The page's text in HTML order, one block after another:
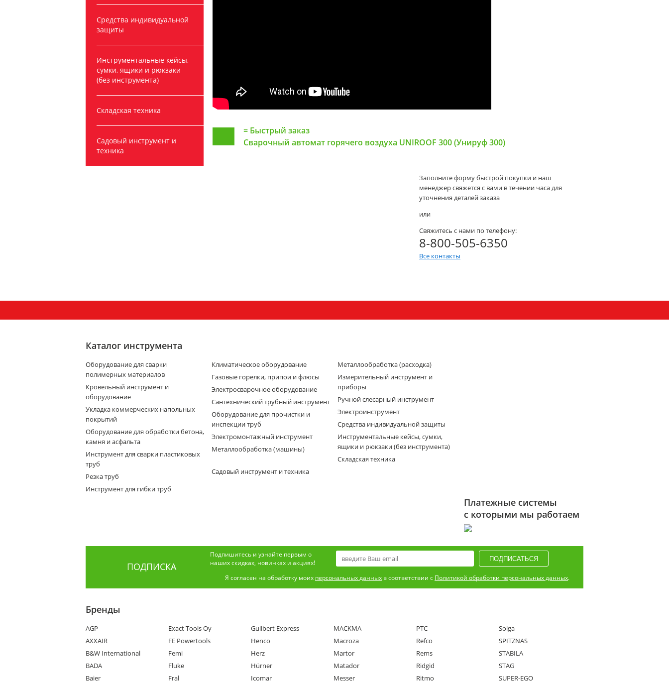
Средства индивидуальной
защиты
Инструментальные кейсы,
сумки, ящики и рюкзаки
(без инструмента)
Складская техника
Садовый инструмент и
техника
= Быстрый заказ
Сварочный автомат горячего воздуха UNIROOF 300 (Унируф 300)
Заполните форму быстрой покупки и наш
менеджер свяжется с вами в течении часа для
уточнения деталей заказа
или
Свяжитесь с нами по телефону:
8-800-505-6350
Все контакты
Каталог инструмента
Оборудование для сварки
полимерных материалов
Кровельный инструмент и
оборудование
Укладка коммерческих напольных
покрытий
Оборудование для обработки бетона,
камня и асфальта
Инструмент для сварки пластиковых
труб
Резка труб
Инструмент для гибки труб
Климатическое оборудование
Газовые горелки, припои и флюсы
Электросварочное оборудование
Сантехнический трубный инструмент
Оборудование для прочистки и
инспекции труб
Электромонтажный инструмент
Металлообработка (машины)
Металлообработка (расходка)
Измерительный инструмент и
приборы
Ручной слесарный инструмент
Электроинструмент
Средства индивидуальной защиты
Инструментальные кейсы, сумки,
ящики и рюкзаки (без инструмента)
Складская техника
Садовый инструмент и техника
Платежные системы
с которыми мы работаем
ПОДПИСКА
Подпишитесь и узнайте первым о
наших скидках, новинках и акциях!
Я согласен на обработку моих персональных данных в соответствии с Политикой обработки персональных данных.
Бренды
AGP
AXXAIR
B&W International
BADA
Baier
Exact Tools Oy
FE Powertools
Femi
Fluke
Fral
Guilbert Express
Henco
Herz
Hürner
Icomar
MACKMA
Macroza
Martor
Matador
Messer
PTC
Refco
Rems
Ridgid
Ritmo
Solga
SPITZNAS
STABILA
STAG
SUPER-EGO